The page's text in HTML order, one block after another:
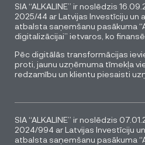
SIA “ALKALINE” ir noslēdzis
2025/44 ar Latvijas Investīciju
atbalsta saņemšanu pasākuma
digitalizācijai” ietvaros, ko
Pēc digitālās transformācijas
proti, jaunu uzņēmuma tīmekļa
redzamību un klientu piesaisti
SIA “ALKALINE” ir noslēdzis
2024/994 ar Latvijas Investīciju
atbalsta saņemšanu pasākuma